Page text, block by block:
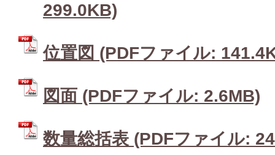
299.0KB)
位置図 (PDFファイル:
図面 (PDFファイル: 2.6MB)
数量総括表 (PDFファイル: